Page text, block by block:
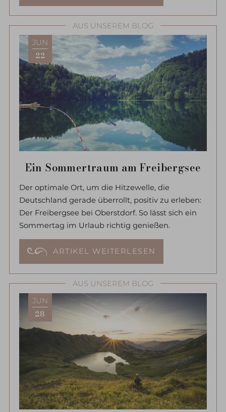
AUS UNSEREM BLOG
JUN
22
Ein Sommertraum am Freibergsee
Der optimale Ort, um die Hitzewelle, die
Deutschland gerade überrollt, positiv zu erleben:
Der Freibergsee bei Oberstdorf. So lässt sich ein
Sommertag im Urlaub richtig genießen.
ARTIKEL WEITERLESEN
AUS UNSEREM BLOG
JUN
28